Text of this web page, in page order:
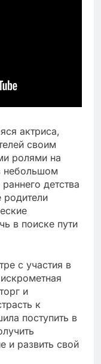
актриса,
своим
ролями на
небольшом
детства
родители
в поиске пути
с участия в
и
к
поступить в
и развить свой